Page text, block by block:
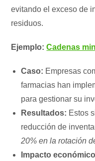
evitando el exceso de
residuos.
Ejemplo:Cadenas
Caso: Empresas
farmacias han
para gestionar su
Resultados: Estos
reducción de
20% en la rotación
Impacto